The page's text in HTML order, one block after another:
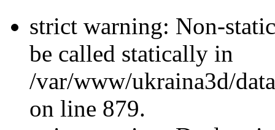
strict warning: Non-
be called statically in
/var/www/ukraina3d/
on line 879.